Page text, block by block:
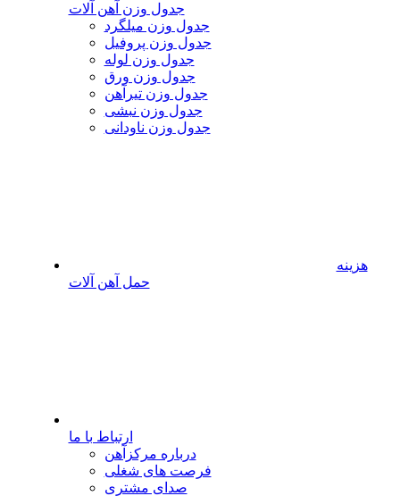
جدول وزن آهن آلات
جدول وزن میلگرد
جدول وزن پروفیل
جدول وزن لوله
جدول وزن ورق
جدول وزن تیرآهن
جدول وزن نبشی
جدول وزن ناودانی
هزینه
حمل آهن آلات
ارتباط با ما
درباره مرکزآهن
فرصت های شغلی
صدای مشتری